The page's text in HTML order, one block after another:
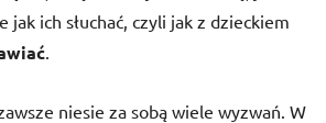
jak ich słuchać, czyli jak z dzieckiem
.
niesie za sobą wiele wyzwań. W